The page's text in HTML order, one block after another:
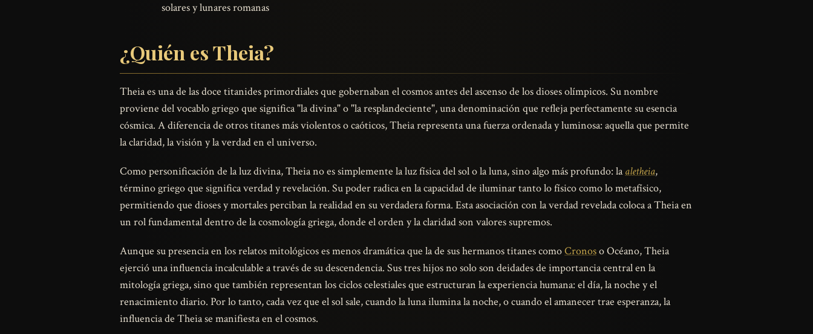
solares y lunares romanas
¿Quién es Theia?
Theia es una de las doce titanides primordiales que gobernaban el cosmos antes del ascenso de los dioses olímpicos. Su nombre
proviene del vocablo griego que significa "la divina" o "la resplandeciente", una denominación que refleja perfectamente su esencia
cósmica. A diferencia de otros titanes más violentos o caóticos, Theia representa una fuerza ordenada y luminosa: aquella que permite
la claridad, la visión y la verdad en el universo.
Como personificación de la luz divina, Theia no es simplemente la luz física del sol o la luna, sino algo más profundo: laaletheia,
término griego que significa verdad y revelación. Su poder radica en la capacidad de iluminar tanto lo físico como lo metafísico,
permitiendo que dioses y mortales perciban la realidad en su verdadera forma. Esta asociación con la verdad revelada coloca a Theia en
un rol fundamental dentro de la cosmología griega, donde el orden y la claridad son valores supremos.
Aunque su presencia en los relatos mitológicos es menos dramática que la de sus hermanos titanes comoCronoso Océano, Theia
ejerció una influencia incalculable a través de su descendencia. Sus tres hijos no solo son deidades de importancia central en la
mitología griega, sino que también representan los ciclos celestiales que estructuran la experiencia humana: el día, la noche y el
renacimiento diario. Por lo tanto, cada vez que el sol sale, cuando la luna ilumina la noche, o cuando el amanecer trae esperanza, la
influencia de Theia se manifiesta en el cosmos.